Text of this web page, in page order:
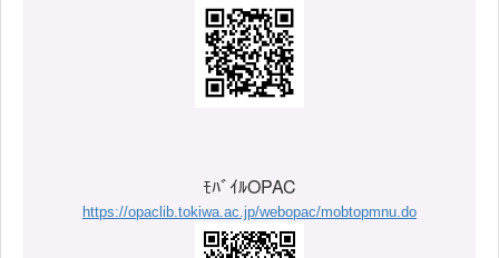
ﾓﾊﾞｲﾙOPAC
https://opaclib.tokiwa.ac.jp/webopac/mobtopmnu.do